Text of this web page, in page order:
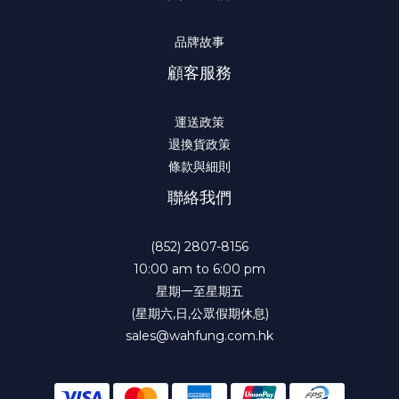
品牌故事
顧客服務
運送政策
退換貨政策
條款與細則
聯絡我們
(852) 2807-8156
10:00 am to 6:00 pm
星期一至星期五
(星期六,日,公眾假期休息)
sales@wahfung.com.hk